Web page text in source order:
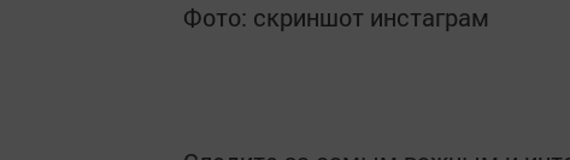
Фото: скриншот инстаграм